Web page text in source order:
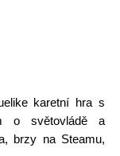
karetní hra s
o světovládě a
brzy na Steamu,